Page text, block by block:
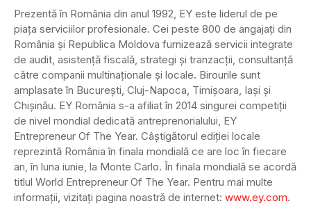
Prezentă în România din anul 1992, EY este liderul de pe
piața serviciilor profesionale. Cei peste 800 de angajați din
România și Republica Moldova furnizează servicii integrate
de audit, asistență fiscală, strategi și tranzacții, consultanță
către companii multinaționale și locale. Birourile sunt
amplasate în București, Cluj-Napoca, Timișoara, Iași și
Chișinău. EY România s-a afiliat în 2014 singurei competiții
de nivel mondial dedicată antreprenorialului, EY
Entrepreneur Of The Year. Câștigătorul ediției locale
reprezintă România în finala mondială ce are loc în fiecare
an, în luna iunie, la Monte Carlo. În finala mondială se acordă
titlul World Entrepreneur Of The Year. Pentru mai multe
informații, vizitați pagina noastră de internet: www.ey.com.